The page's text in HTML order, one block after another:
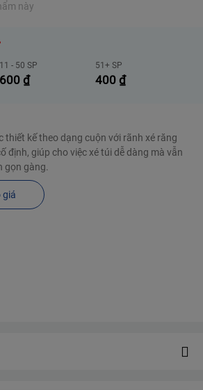
này
600 ₫
11 - 50 SP
400₫
51+ SP
thiết kế theo dạng cuộn với rãnh xé răng
định, giúp cho việc xé túi dễ dàng mà vẫn
gọn gàng.
giá